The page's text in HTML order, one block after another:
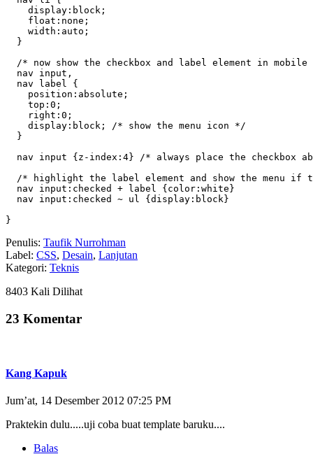
    display:block;
    float:none;
    width:auto;
  }
/* now show the checkbox and label element in mobile
  nav input,
  nav label {
    position:absolute;
    top:0;
    right:0;
    display:block; /* show the menu icon */
  }
nav input {z-index:4} /* always place the checkbox
/* highlight the label element and show the menu if
  nav input:checked + label {color:white}
  nav input:checked ~ ul {display:block}
}
Penulis: Taufik Nurrohman
Label: CSS, Desain, Lanjutan
Kategori: Teknis
8403 Kali Dilihat
23 Komentar
Kang Kapuk
Jum’at, 14 Desember 2012 07:25 PM
Praktekin dulu.....uji coba buat template baruku....
Balas